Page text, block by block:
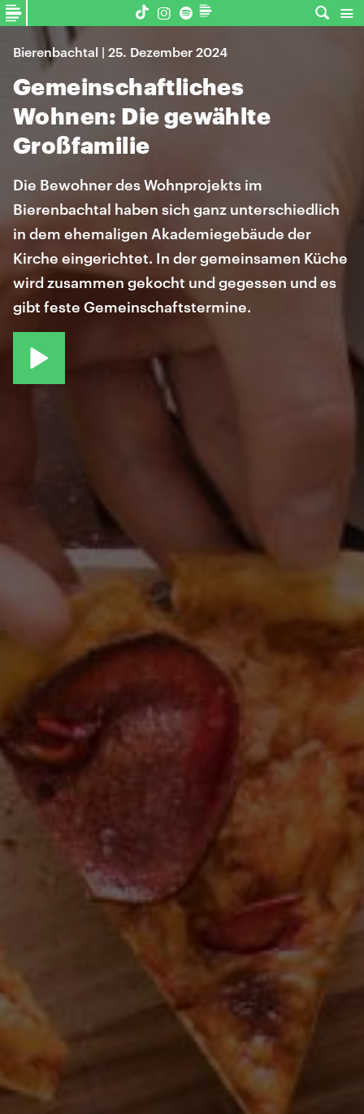
Bierenbachtal | 25. Dezember 2024
Gemeinschaftliches
Wohnen: Die gewählte
Großfamilie
Die Bewohner des Wohnprojekts im
Bierenbachtal haben sich ganz unterschiedlich
in dem ehemaligen Akademiegebäude der
Kirche eingerichtet. In der gemeinsamen Küche
wird zusammen gekocht und gegessen und es
gibt feste Gemeinschaftstermine.